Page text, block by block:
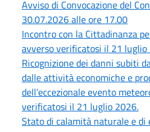
Avviso di Convocazione del
30.07.2026 alle ore 17.00
Incontro con la Cittadinanza
avverso verificatosi il 21
Ricognizione dei danni subiti
dalle attività economiche e
dell’eccezionale evento
verificatosi il 21 luglio 2026.
Stato di calamità naturale e